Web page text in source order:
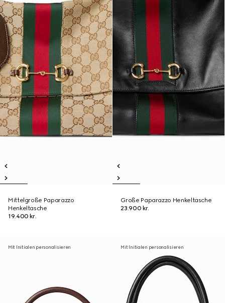
Mittelgroße Paparazzo
Henkeltasche
19.400 kr.
Große Paparazzo Henkeltasche
23.900 kr.
Mit Initialen personalisieren Mit Initialen personalisieren